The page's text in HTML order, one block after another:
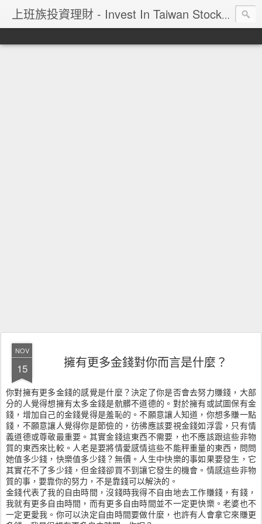
上班族投資理財 - Invest In Taiwan Stock Market
NOV
15 擁有更多金錢對你而言是什麼？
你對擁有更多金錢的感覺是什麼？決定了你是否會去努力賺錢，大部
分的人覺得想擁有太多金錢是骯髒不道德的。對於擁有或試圖保有金
錢，增加自己的金錢覺得是羞恥的。不願意讓人知道，你想多賺一點
錢，不願意讓人覺得你是節儉的，彷彿應該要視金錢如浮雲，只有情
義道德或尊敬最重要。其實金錢這東西不需要，也不應該跟這些非物
質的東西來比較。人老是要將情愛感情這些不能秤重量的東西，問問
她值多少錢，快樂值多少錢？無價。人生中快樂的事如果要發生，它
其實花不了多少錢，但金錢卻買不到讓它發生的機會。情感這些非物
質的事，要靠你的努力，不是靠錢可以解決的。
金錢代表了我的自由時間，沒錢時我得不自由地去工作賺錢，有錢，
我就有更多自由時間，而有更多自由時間並不一定更快樂。老婆也不
一定更愛我。你可以決定自由時間要做什麼，也許有人會拿它來賺更